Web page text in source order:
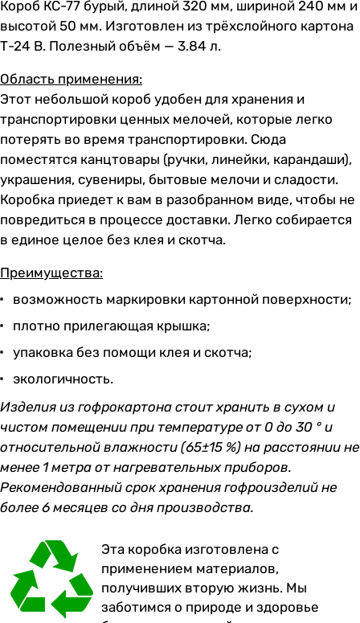
Короб КС-77 бурый, длиной 320 мм, шириной 240 мм и
высотой 50 мм. Изготовлен из трёхслойного картона
Т-24 В. Полезный объём — 3.84 л.
Область применения:
Этот небольшой короб удобен для хранения и
транспортировки ценных мелочей, которые легко
потерять во время транспортировки. Сюда
поместятся канцтовары (ручки, линейки, карандаши),
украшения, сувениры, бытовые мелочи и сладости.
Коробка приедет к вам в разобранном виде, чтобы не
повредиться в процессе доставки. Легко собирается
в единое целое без клея и скотча.
Преимущества:
возможность маркировки картонной поверхности;
плотно прилегающая крышка;
упаковка без помощи клея и скотча;
экологичность.
Изделия из гофрокартона стоит хранить в сухом и
чистом помещении при температуре от 0 до 30 ° и
относительной влажности (65±15 %) на расстоянии не
менее 1 метра от нагревательных приборов.
Рекомендованный срок хранения гофроизделий не
более 6 месяцев со дня производства.
Эта коробка изготовлена с
применением материалов,
получивших вторую жизнь. Мы
заботимся о природе и здоровье